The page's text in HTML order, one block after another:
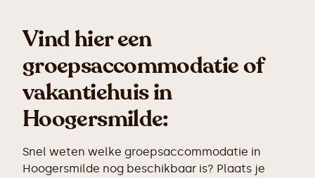
Vind hier een
groepsaccommodatie of
vakantiehuis in
Hoogersmilde:
Snel weten welke groepsaccommodatie in
Hoogersmilde nog beschikbaar is? Plaats je